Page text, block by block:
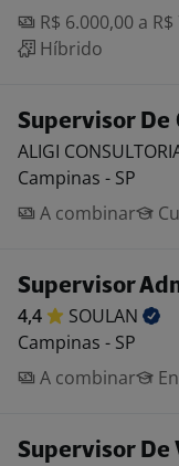
R$ 6.000,00 a
Híbrido
Supervisor De
ALIGI
Campinas - SP
A combinar
Supervisor
4,4
SOULAN
Campinas - SP
A combinar
Supervisor De